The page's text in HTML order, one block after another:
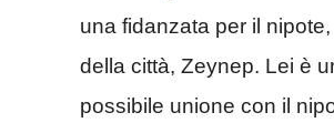
una fidanzata per il
della città, Zeynep. Lei è
possibile unione con il